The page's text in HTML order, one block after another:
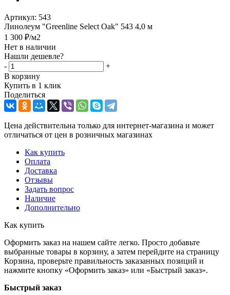
Артикул: 543
Линолеум "Greenline Select Oak" 543 4,0 м
1 300 ₽/м2
Нет в наличии
Нашли дешевле?
-
+
В корзину
Купить в 1 клик
Поделиться
Цена действительна только для интернет-магазина и может
отличаться от цен в розничных магазинах
Как купить
Оплата
Доставка
Отзывы
Задать вопрос
Наличие
Дополнительно
Как купить
Оформить заказ на нашем сайте легко. Просто добавьте
выбранные товары в корзину, а затем перейдите на страницу
Корзина, проверьте правильность заказанных позиций и
нажмите кнопку «Оформить заказ» или «Быстрый заказ».
Быстрый заказ